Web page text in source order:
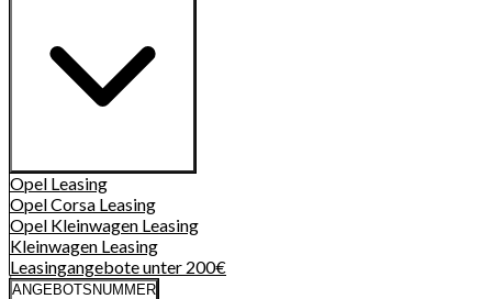
Opel Leasing
Opel Corsa Leasing
Opel Kleinwagen Leasing
Kleinwagen Leasing
Leasingangebote unter 200€
ANGEBOTSNUMMER